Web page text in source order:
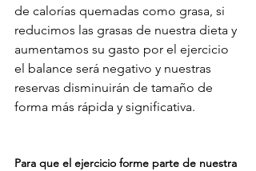
de calorías quemadas como grasa, si
reducimos las grasas de nuestra dieta y
aumentamos su gasto por el ejercicio
el balance será negativo y nuestras
reservas disminuirán de tamaño de
forma más rápida y significativa.
Para que el ejercicio forme parte de nuestra